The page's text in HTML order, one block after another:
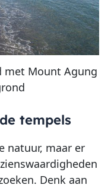
met Mount Agung
tempels
natuur, maar er
Denk aan